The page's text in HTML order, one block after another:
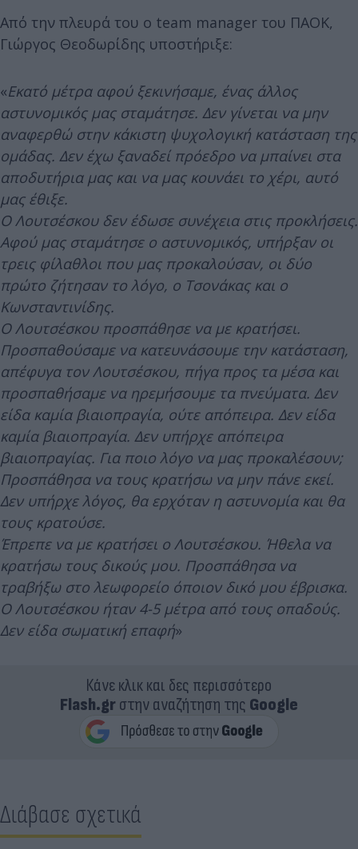
Από την πλευρά του ο team manager του ΠΑΟΚ,
Γιώργος Θεοδωρίδης υποστήριξε:
«Εκατό μέτρα αφού ξεκινήσαμε, ένας άλλος
αστυνομικός μας σταμάτησε. Δεν γίνεται να μην
αναφερθώ στην κάκιστη ψυχολογική κατάσταση της
ομάδας. Δεν έχω ξαναδεί πρόεδρο να μπαίνει στα
αποδυτήρια μας και να μας κουνάει το χέρι, αυτό
μας έθιξε.
Ο Λουτσέσκου δεν έδωσε συνέχεια στις προκλήσεις.
Αφού μας σταμάτησε ο αστυνομικός, υπήρξαν οι
τρεις φίλαθλοι που μας προκαλούσαν, οι δύο
πρώτο ζήτησαν το λόγο, ο Τσονάκας και ο
Κωνσταντινίδης.
Ο Λουτσέσκου προσπάθησε να με κρατήσει.
Προσπαθούσαμε να κατευνάσουμε την κατάσταση,
απέφυγα τον Λουτσέσκου, πήγα προς τα μέσα και
προσπαθήσαμε να ηρεμήσουμε τα πνεύματα. Δεν
είδα καμία βιαιοπραγία, ούτε απόπειρα. Δεν είδα
καμία βιαιοπραγία. Δεν υπήρχε απόπειρα
βιαιοπραγίας. Για ποιο λόγο να μας προκαλέσουν;
Προσπάθησα να τους κρατήσω να μην πάνε εκεί.
Δεν υπήρχε λόγος, θα ερχόταν η αστυνομία και θα
τους κρατούσε.
Έπρεπε να με κρατήσει ο Λουτσέσκου. Ήθελα να
κρατήσω τους δικούς μου. Προσπάθησα να
τραβήξω στο λεωφορείο όποιον δικό μου έβρισκα.
Ο Λουτσέσκου ήταν 4-5 μέτρα από τους οπαδούς.
Δεν είδα σωματική επαφή»
Κάνε κλικ και δες περισσότερο
Flash.grστην αναζήτηση της Google
Διάβασε σχετικά